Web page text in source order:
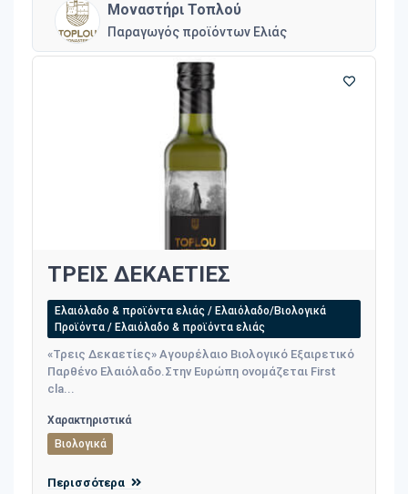
Μοναστήρι Τοπλού
Παραγωγός προϊόντων Ελιάς
ΤΡΕΙΣ ΔΕΚΑΕΤΙΕΣ
Ελαιόλαδο & προϊόντα ελιάς / Ελαιόλαδο/Βιολογικά
Προϊόντα / Ελαιόλαδο & προϊόντα ελιάς
«Τρεις Δεκαετίες» Αγουρέλαιο Βιολογικό Εξαιρετικό
Παρθένο Ελαιόλαδο.Στην Ευρώπη ονομάζεται First
cla...
Χαρακτηριστικά
Βιολογικά
Περισσότερα